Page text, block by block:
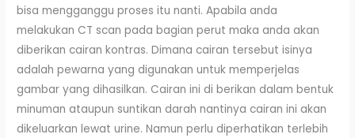
bisa mengganggu proses itu nanti. Apabila anda
melakukan CT scan pada bagian perut maka anda akan
diberikan cairan kontras. Dimana cairan tersebut isinya
adalah pewarna yang digunakan untuk memperjelas
gambar yang dihasilkan. Cairan ini di berikan dalam bentuk
minuman ataupun suntikan darah nantinya cairan ini akan
dikeluarkan lewat urine. Namun perlu diperhatikan terlebih